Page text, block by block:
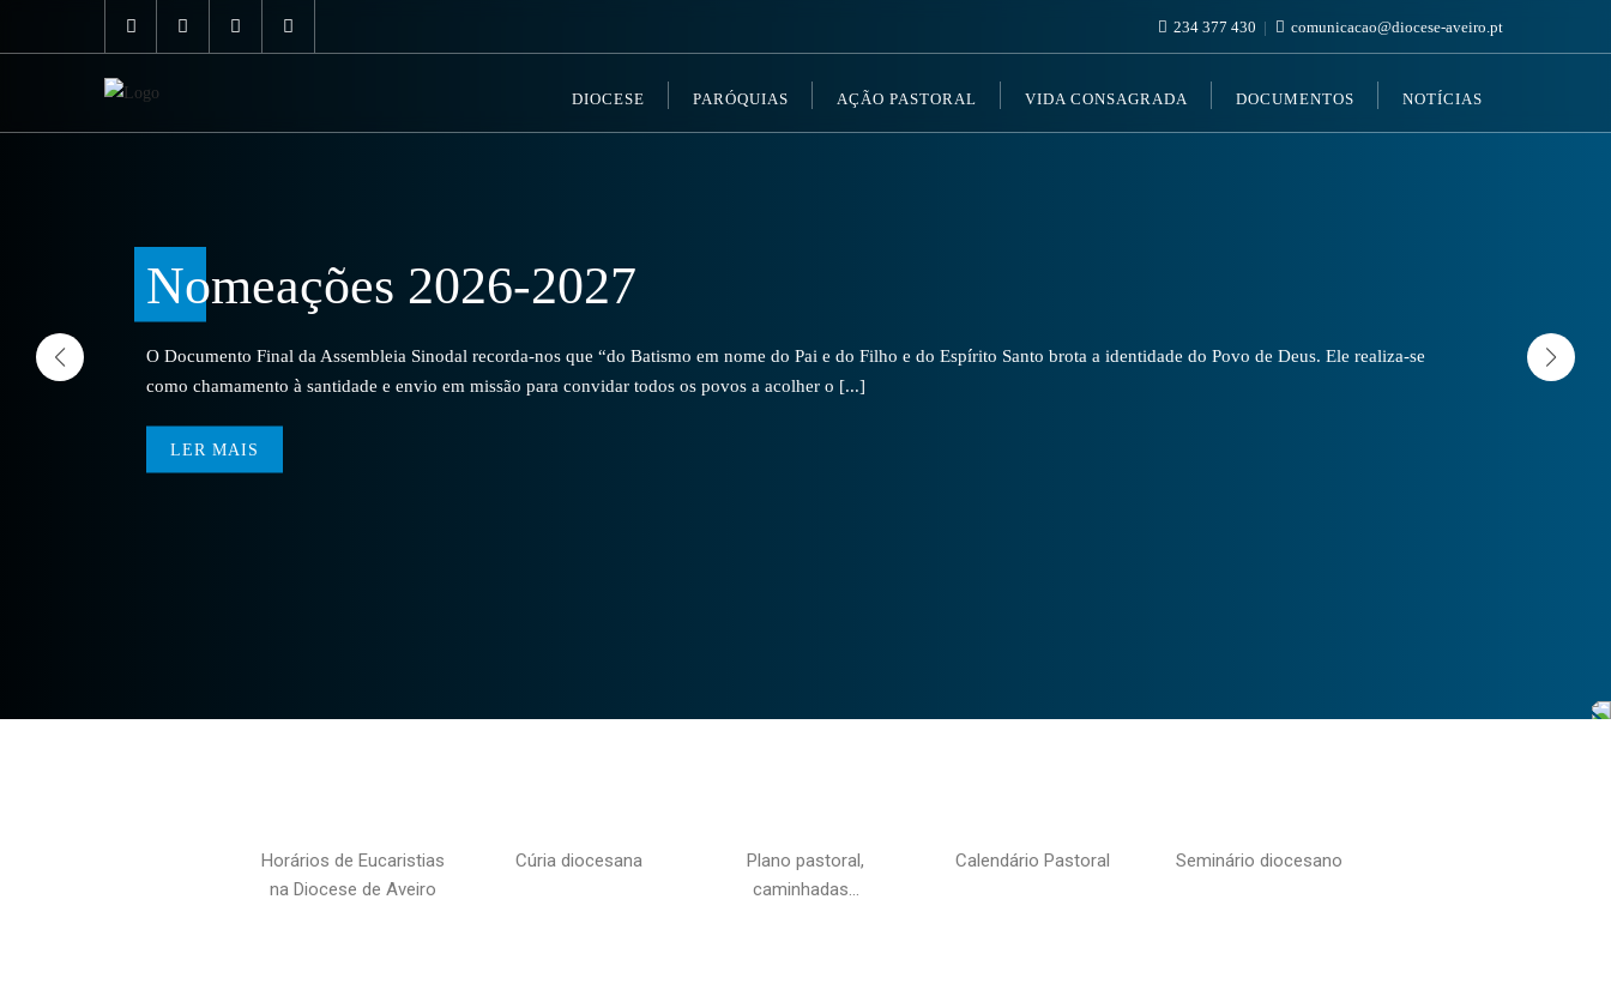
234 377 430 comunicacao@diocese-aveiro.pt
DIOCESE PARÓQUIAS AÇÃO PASTORAL VIDA CONSAGRADA DOCUMENTOS NOTÍCIAS
Nomeações 2026-2027
O Documento Final da Assembleia Sinodal recorda-nos que “do Batismo em nome do Pai e do Filho e do Espírito Santo brota a identidade do Povo de Deus. Ele realiza-se
como chamamento à santidade e envio em missão para convidar todos os povos a acolher o [...]
LER MAIS
Horários de Eucaristias
na Diocese de Aveiro
Cúria diocesana
Plano pastoral,
caminhadas…
Calendário Pastoral Seminário diocesano